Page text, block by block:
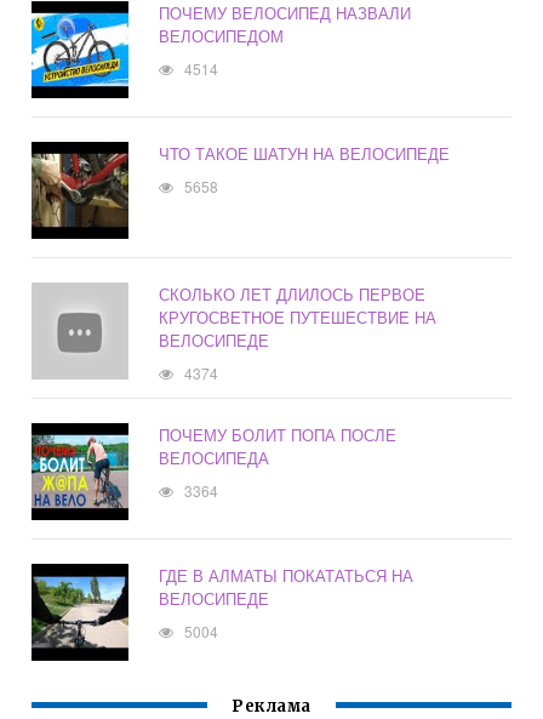
ПОЧЕМУ ВЕЛОСИПЕД НАЗВАЛИ
ВЕЛОСИПЕДОМ
4514
ЧТО ТАКОЕ ШАТУН НА ВЕЛОСИПЕДЕ
5658
СКОЛЬКО ЛЕТ ДЛИЛОСЬ ПЕРВОЕ
КРУГОСВЕТНОЕ ПУТЕШЕСТВИЕ НА
ВЕЛОСИПЕДЕ
4374
ПОЧЕМУ БОЛИТ ПОПА ПОСЛЕ
ВЕЛОСИПЕДА
3364
ГДЕ В АЛМАТЫ ПОКАТАТЬСЯ НА
ВЕЛОСИПЕДЕ
5004
Реклама